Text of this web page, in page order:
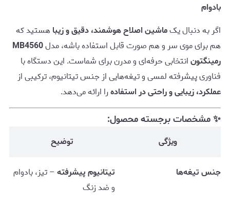
بادوام
اگر به دنبال یکماشین اصلاح هوشمند، دقیق و زیبا هستید که
هم برای موی سر و هم صورت قابل استفاده باشه، مدلMB4560
رمینگتونانتخابی حرفه‌ای و مدرن برای شماست. این دستگاه با
فناوری پیشرفته لمسی و تیغه‌هایی از جنس تیتانیوم، ترکیبی از
عملکرد، زیبایی و راحتی در استفادهرا ارائه می‌دهد.
✨ مشخصات برجسته محصول:
ویژگی توضیح
جنس تیغه‌ها تیتانیوم پیشرفته– تیز، بادوام
و ضد زنگ